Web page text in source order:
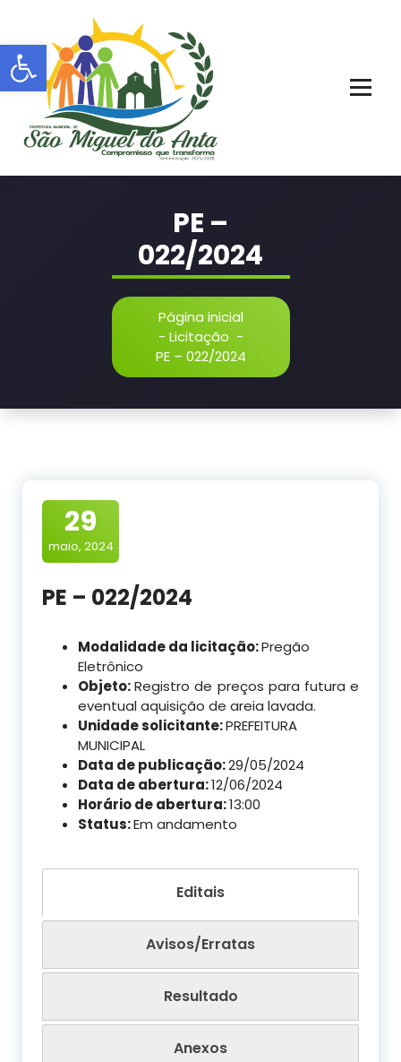
Barra de Ferramentas Aberta
o
conteúdo
PE –
022/2024
Página inicial
- Licitação -
PE – 022/2024
29
maio, 2024
PE – 022/2024
Modalidade da licitação:Pregão
Eletrônico
Objeto:Registro de preços para futura e
eventual aquisição de areia lavada.
Unidade solicitante:PREFEITURA
MUNICIPAL
Data de publicação:29/05/2024
Data de abertura:12/06/2024
Horário de abertura:13:00
Status:Em andamento
Editais
Avisos/Erratas
Resultado
Anexos